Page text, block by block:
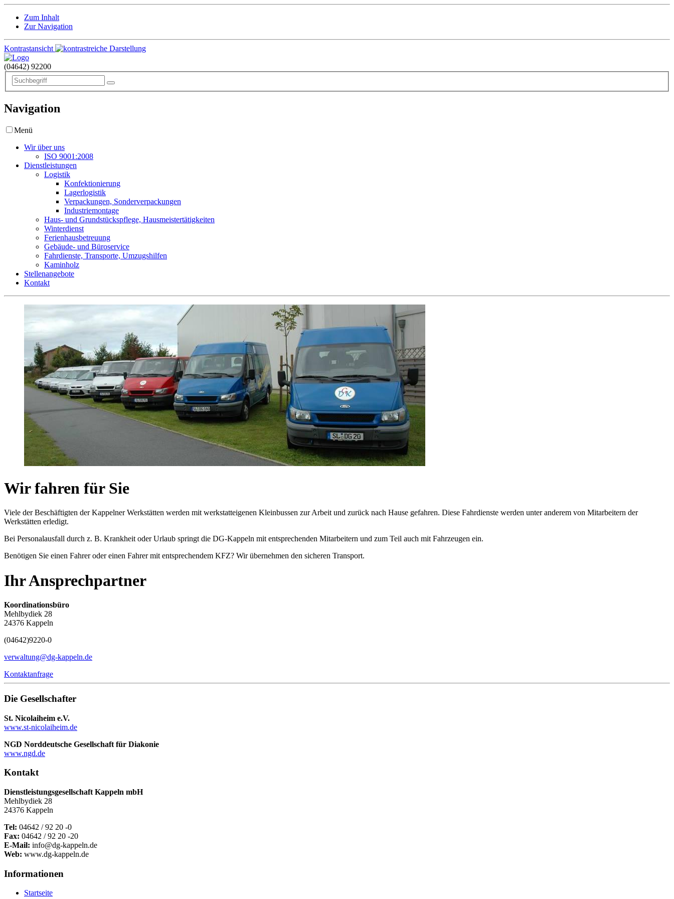
Zum Inhalt
Zur Navigation
Kontrastansicht
(04642) 92200
Navigation
Menü
Wir über uns
ISO 9001:2008
Dienstleistungen
Logistik
Konfektionierung
Lagerlogistik
Verpackungen, Sonderverpackungen
Industriemontage
Haus- und Grundstückspflege, Hausmeistertätigkeiten
Winterdienst
Ferienhausbetreuung
Gebäude- und Büroservice
Fahrdienste, Transporte, Umzugshilfen
Kaminholz
Stellenangebote
Kontakt
Wir fahren für Sie
Viele der Beschäftigten der Kappelner Werkstätten werden mit werkstatteigenen Kleinbussen zur Arbeit und zurück nach Hause gefahren. Diese Fahrdienste werden unter anderem von Mitarbeitern der
Werkstätten erledigt.
Bei Personalausfall durch z. B. Krankheit oder Urlaub springt die DG-Kappeln mit entsprechenden Mitarbeitern und zum Teil auch mit Fahrzeugen ein.
Benötigen Sie einen Fahrer oder einen Fahrer mit entsprechendem KFZ? Wir übernehmen den sicheren Transport.
Ihr Ansprechpartner
Koordinationsbüro
Mehlbydiek 28
24376 Kappeln
(04642)9220-0
verwaltung@dg-kappeln.de
Kontaktanfrage
Die Gesellschafter
St. Nicolaiheim e.V.
www.st-nicolaiheim.de
NGD Norddeutsche Gesellschaft für Diakonie
www.ngd.de
Kontakt
Dienstleistungsgesellschaft Kappeln mbH
Mehlbydiek 28
24376 Kappeln
Tel: 04642 / 92 20 -0
Fax: 04642 / 92 20 -20
E-Mail: info@dg-kappeln.de
Web: www.dg-kappeln.de
Informationen
Startseite